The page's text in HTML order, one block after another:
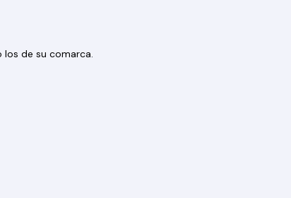
de su comarca.